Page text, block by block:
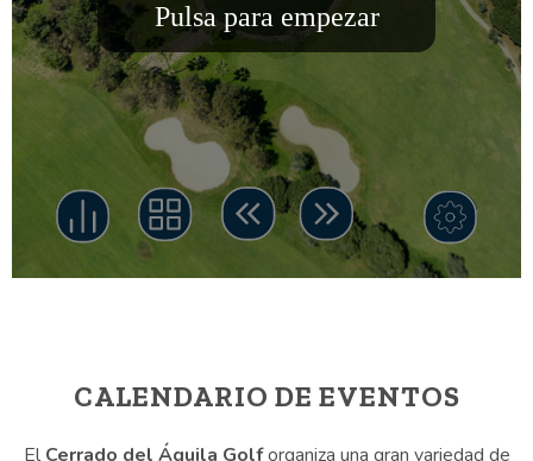
CALENDARIO DE EVENTOS
El Cerrado del Águila Golforganiza una gran variedad de